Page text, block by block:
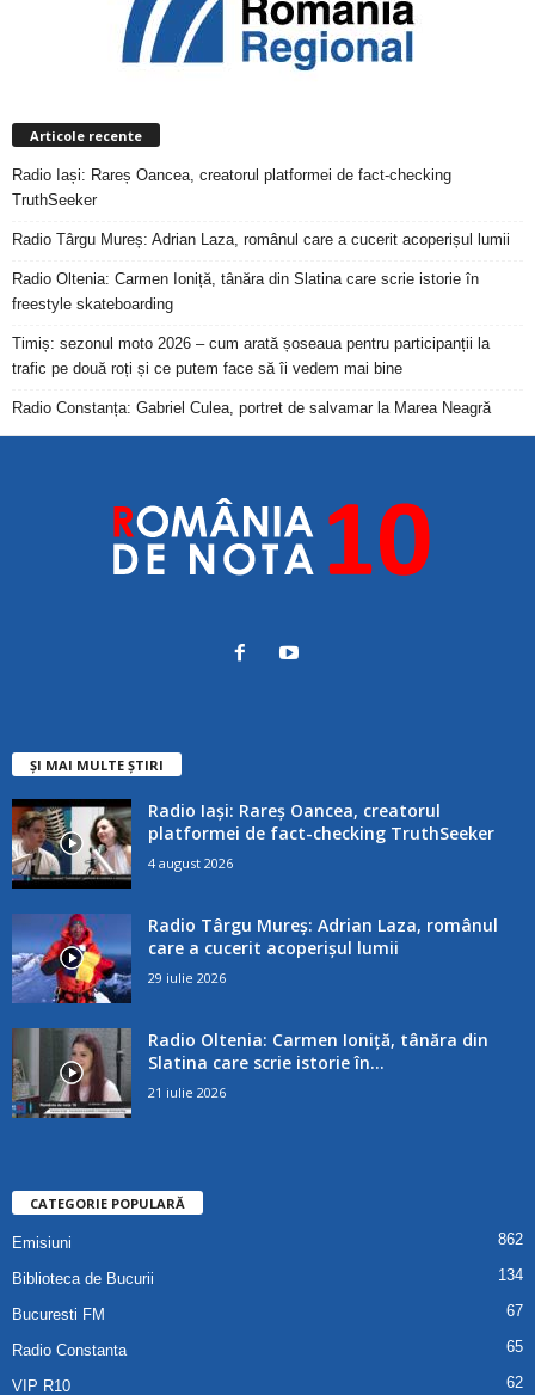
Articole recente
Radio Iași: Rareș Oancea, creatorul platformei de fact-checking
TruthSeeker
Radio Târgu Mureș: Adrian Laza, românul care a cucerit acoperișul lumii
Radio Oltenia: Carmen Ioniță, tânăra din Slatina care scrie istorie în
freestyle skateboarding
Timiș: sezonul moto 2026 – cum arată șoseaua pentru participanții la
trafic pe două roți și ce putem face să îi vedem mai bine
Radio Constanța: Gabriel Culea, portret de salvamar la Marea Neagră
ȘI MAI MULTE ȘTIRI
Radio Iași: Rareș Oancea, creatorul
platformei de fact-checking TruthSeeker
4 august 2026
Radio Târgu Mureș: Adrian Laza, românul
care a cucerit acoperișul lumii
29 iulie 2026
Radio Oltenia: Carmen Ioniță, tânăra din
Slatina care scrie istorie în...
21 iulie 2026
CATEGORIE POPULARĂ
Emisiuni 862
Biblioteca de Bucurii 134
Bucuresti FM 67
Radio Constanta 65
VIP R10 62